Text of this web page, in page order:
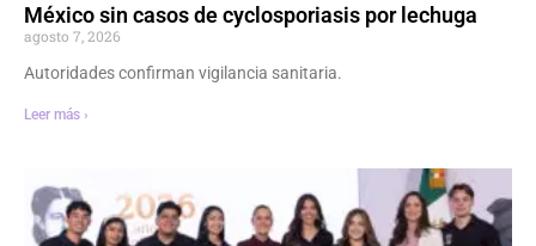
México sin casos de cyclosporiasis por lechuga
agosto 7, 2026
Autoridades confirman vigilancia sanitaria.
Leer más ›